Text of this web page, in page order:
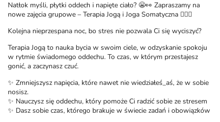
Natłok myśli, płytki oddech i napięte ciało? 😬👀 Zapraszamy na
nowe zajęcia grupowe – Terapia Jogą i Joga Somatyczna 🧘🏻‍♀️
Kolejna nieprzespana noc, bo stres nie pozwala Ci się wyciszyć?
Terapia Jogą to nauka bycia w swoim ciele, w odzyskanie spokoju
w rytmie świadomego oddechu. To czas, w którym przestajesz
gonić, a zaczynasz czuć.
✨ Zmniejszysz napięcia, które nawet nie wiedziałeś_aś, że w sobie
nosisz.
✨ Nauczysz się oddechu, który pomoże Ci radzić sobie ze stresem
✨ Dasz sobie czas, którego brakuje w świecie zadań i obowiązków